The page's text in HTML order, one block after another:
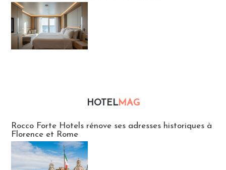
HOTELMAG
Rocco Forte Hotels rénove ses adresses historiques à
Florence et Rome